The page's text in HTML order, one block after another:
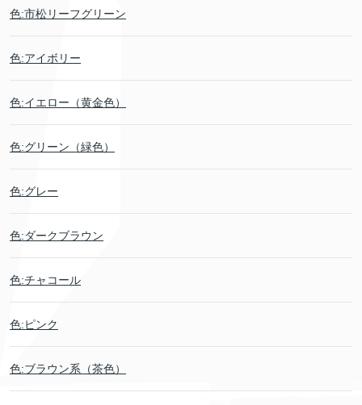
色:市松リーフグリーン
色:アイボリー
色:イエロー（黄金色）
色:グリーン（緑色）
色:グレー
色:ダークブラウン
色:チャコール
色:ピンク
色:ブラウン系（茶色）